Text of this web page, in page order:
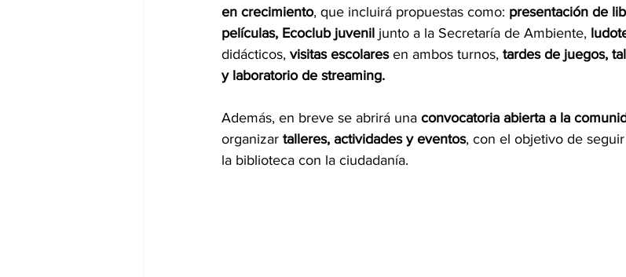
en crecimiento, que incluirá propuestas como: presentación de
películas, Ecoclub juvenil junto a la Secretaría de Ambiente,
didácticos, visitas escolares en ambos turnos, tardes de juegos,
y laboratorio de streaming.
Además, en breve se abrirá una convocatoria abierta a la
organizar talleres, actividades y eventos, con el objetivo de
la biblioteca con la ciudadanía.